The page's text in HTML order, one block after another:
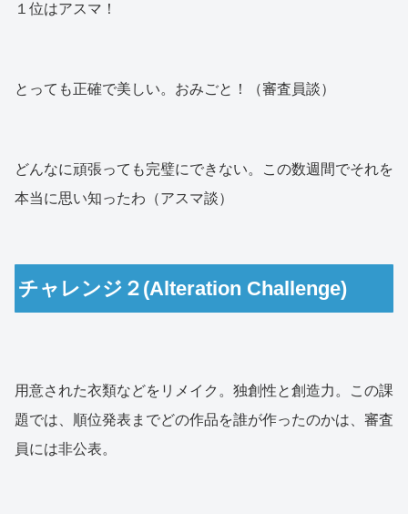
１位はアスマ！
とっても正確で美しい。おみごと！（審査員談）
どんなに頑張っても完璧にできない。この数週間でそれを
本当に思い知ったわ（アスマ談）
チャレンジ２(Alteration Challenge)
用意された衣類などをリメイク。独創性と創造力。この課
題では、順位発表までどの作品を誰が作ったのかは、審査
員には非公表。